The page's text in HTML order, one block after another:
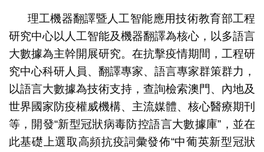
理工機器翻譯暨人工智能應用技術教育部工程
研究中心以人工智能及機器翻譯為核心，以多語言
大數據為主幹開展研究。在抗擊疫情期間，工程研
究中心科研人員、翻譯專家、語言專家群策群力，
以語言大數據為技術支持，查詢檢索澳門、內地及
世界國家防疫權威機構、主流媒體、核心醫療期刊
等，開發“新型冠狀病毒防控語言大數據庫”，並在
此基礎上選取高頻抗疫詞彙發佈“中葡英新型冠狀